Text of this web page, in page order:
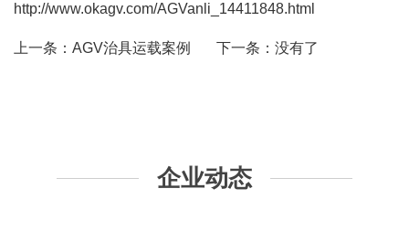
http://www.okagv.com/AGVanli_14411848.html
上一条： AGV治具运载案例 下一条：没有了
企业动态